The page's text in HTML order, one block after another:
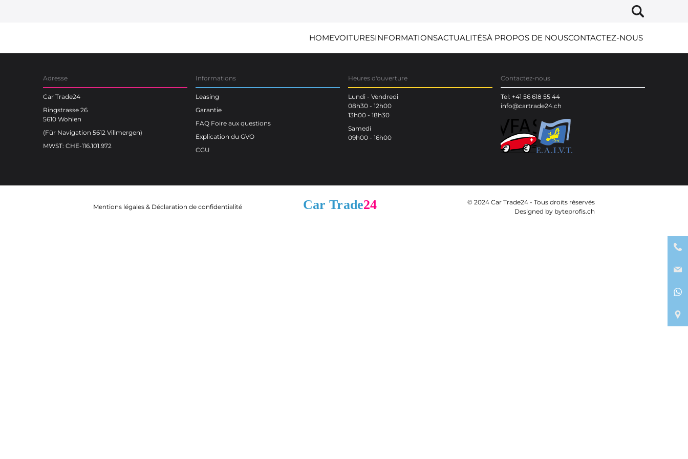
HOMEVOITURESINFORMATIONSACTUALITÉSÀ PROPOS DE NOUSCONTACTEZ-NOUS
Adresse
Car Trade24
Ringstrasse 26
5610 Wohlen
(Für Navigation 5612 Villmergen)
MWST: CHE-116.101.972
Informations
Leasing
Garantie
FAQ Foire aux questions
Explication du GVO
CGU
Heures d'ouverture
Lundi - Vendredi
08h30 - 12h00
13h00 - 18h30
Samedi
09h00 - 16h00
Contactez-nous
Tel: +41 56 618 55 44
info@cartrade24.ch
Mentions légales & Déclaration de confidentialité
© 2024 Car Trade24 - Tous droits réservés
Designed by byteprofis.ch